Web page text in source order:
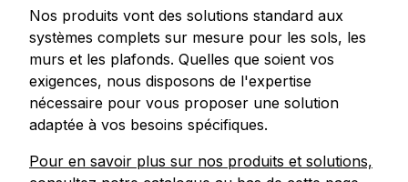
Nos produits vont des solutions standard aux
systèmes complets sur mesure pour les sols, les
murs et les plafonds. Quelles que soient vos
exigences, nous disposons de l'expertise
nécessaire pour vous proposer une solution
adaptée à vos besoins spécifiques.
Pour en savoir plus sur nos produits et solutions,